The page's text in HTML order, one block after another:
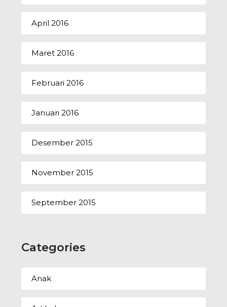
April 2016
Maret 2016
Februari 2016
Januari 2016
Desember 2015
November 2015
September 2015
Categories
Anak